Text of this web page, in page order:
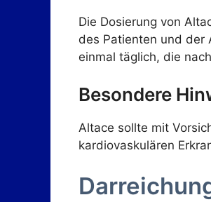
Die Dosierung von
des Patienten und der
einmal täglich, die
Besondere
Altace sollte mit
kardiovaskulären